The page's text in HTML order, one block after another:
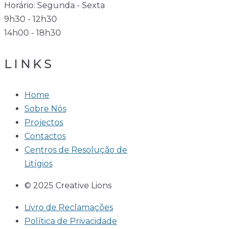
Horário: Segunda - Sexta
9h30 - 12h30
14h00 - 18h30
LINKS
Home
Sobre Nós
Projectos
Contactos
Centros de Resolução de
Litígios
© 2025 Creative Lions
Livro de Reclamações
Política de Privacidade